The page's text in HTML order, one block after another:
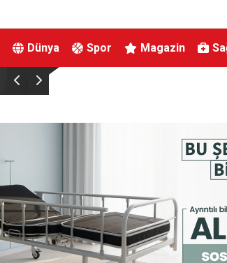
Dünya Spor Magazin
Uludağ’da çıkan orman yangını söndürüldü